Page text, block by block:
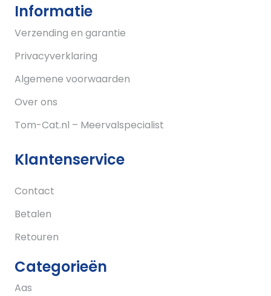
Informatie
Verzending en garantie
Privacyverklaring
Algemene voorwaarden
Over ons
Tom-Cat.nl – Meervalspecialist
Klantenservice
Contact
Betalen
Retouren
Categorieën
Aas